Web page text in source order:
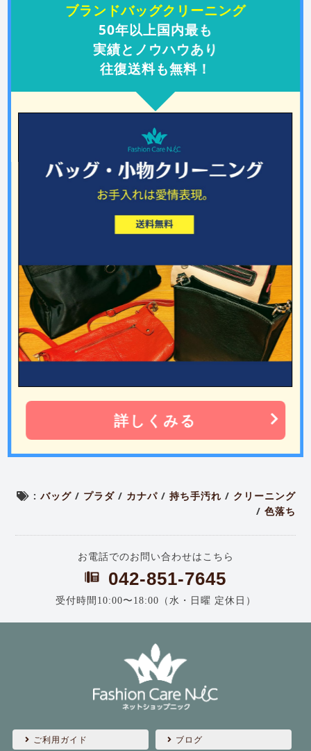
ブランドバッグクリーニング
50年以上国内最も
実績とノウハウあり
往復送料も無料！
詳しくみる
: バッグ/ プラダ/ カナパ/ 持ち手汚れ / クリーニング
/ 色落ち
お電話でのお問い合わせはこちら
042-851-7645
受付時間10:00〜18:00（水・日曜 定休日）
ご利用ガイド ブログ